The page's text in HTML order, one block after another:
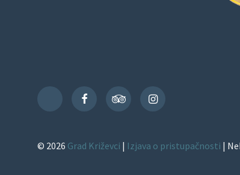
TikTok
FacebookTripAdvisorInstagram
© 2026 Grad Križevci | Izjava o pristupačnosti |